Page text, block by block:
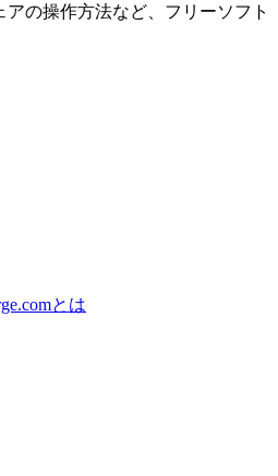
の操作方法など、フリーソフト
とは